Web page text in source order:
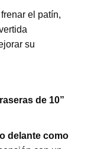
el patín,
su
de 10”
delante como